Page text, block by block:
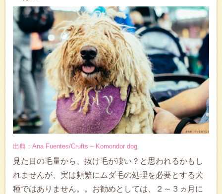
出典：Ana Fuentes/Crufts – Komondor dog
見た目の毛量から、抜け毛が凄い？と思われるかもし
れませんが、実は頻繁にムダ毛の処理を必要とする犬
種ではありません。。お勧めとしては、２～３ヵ月に